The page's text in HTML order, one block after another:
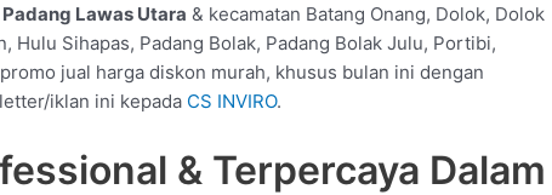
Padang Lawas Utara & kecamatan Batang Onang, Dolok, Dolok
Hulu Sihapas, Padang Bolak, Padang Bolak Julu, Portibi,
jual harga diskon murah, khusus bulan ini dengan
iklan ini kepada CS INVIRO.
& Terpercaya Dalam